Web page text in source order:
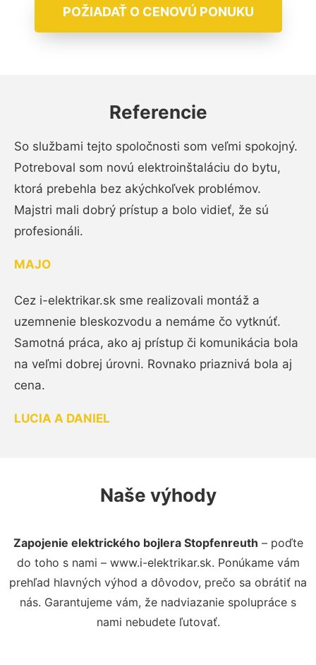
POŽIADAŤ O CENOVÚ PONUKU
Referencie
So službami tejto spoločnosti som veľmi spokojný.
Potreboval som novú elektroinštaláciu do bytu,
ktorá prebehla bez akýchkoľvek problémov.
Majstri mali dobrý prístup a bolo vidieť, že sú
profesionáli.
MAJO
Cez i-elektrikar.sk sme realizovali montáž a
uzemnenie bleskozvodu a nemáme čo vytknúť.
Samotná práca, ako aj prístup či komunikácia bola
na veľmi dobrej úrovni. Rovnako priaznivá bola aj
cena.
LUCIA A DANIEL
Naše výhody
Zapojenie elektrického bojlera Stopfenreuth – poďte
do toho s nami – www.i-elektrikar.sk. Ponúkame vám
prehľad hlavných výhod a dôvodov, prečo sa obrátiť na
nás. Garantujeme vám, že nadviazanie spolupráce s
nami nebudete ľutovať.